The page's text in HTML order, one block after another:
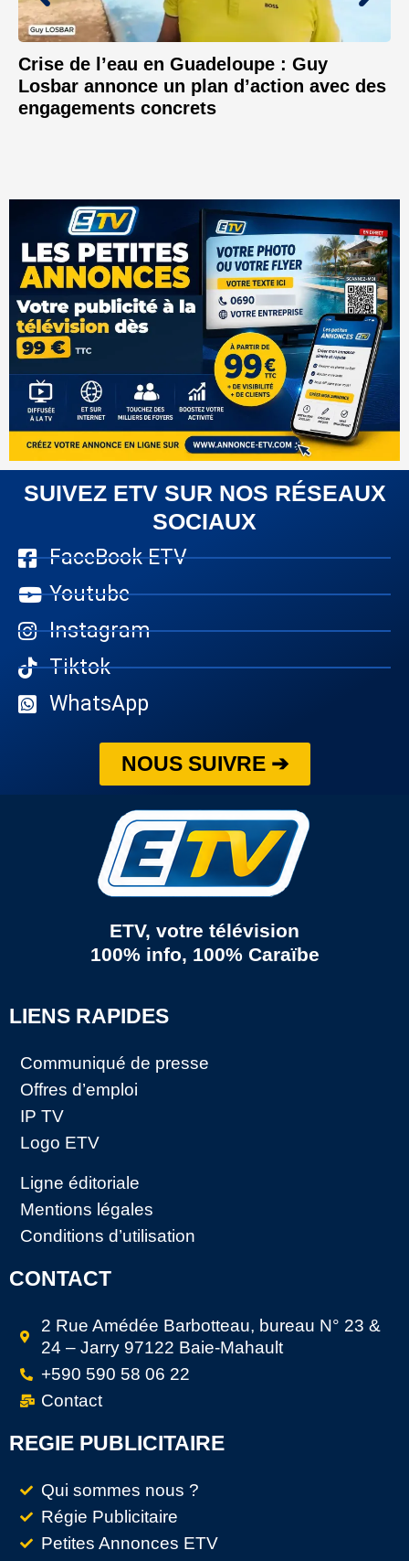
Crise de l’eau en Guadeloupe : Guy
Losbar annonce un plan d’action avec des
engagements concrets
SUIVEZ ETV SUR NOS RÉSEAUX
SOCIAUX
FaceBook ETV
Youtube
Instagram
Tiktok
WhatsApp
NOUS SUIVRE ➔
ETV, votre télévision
100% info, 100% Caraïbe
LIENS RAPIDES
Communiqué de presse
Offres d’emploi
IP TV
Logo ETV
Ligne éditoriale
Mentions légales
Conditions d’utilisation
CONTACT
2 Rue Amédée Barbotteau, bureau N° 23 &
24 – Jarry 97122 Baie-Mahault
+590 590 58 06 22
Contact
REGIE PUBLICITAIRE
Qui sommes nous ?
Régie Publicitaire
Petites Annonces ETV